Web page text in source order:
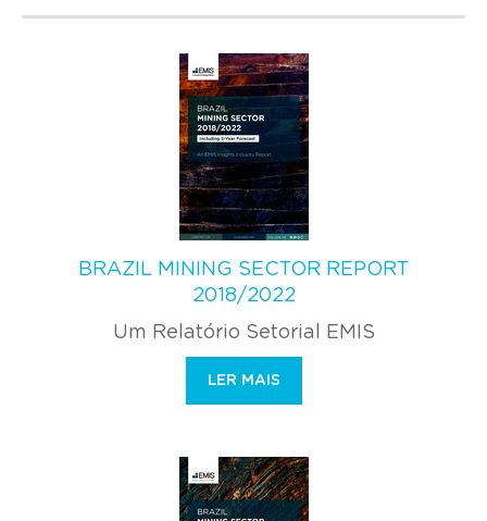
BRAZIL MINING SECTOR REPORT
2018/2022
Um Relatório Setorial EMIS
LER MAIS